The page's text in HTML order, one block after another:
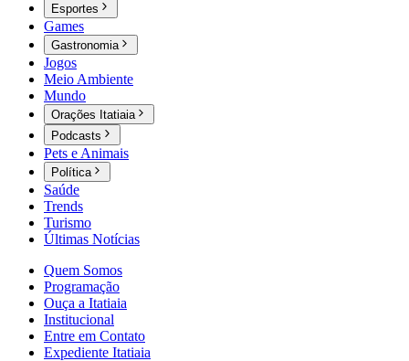
Esportes
Games
Gastronomia
Jogos
Meio Ambiente
Mundo
Orações Itatiaia
Podcasts
Pets e Animais
Política
Saúde
Trends
Turismo
Últimas Notícias
Quem Somos
Programação
Ouça a Itatiaia
Institucional
Entre em Contato
Expediente Itatiaia